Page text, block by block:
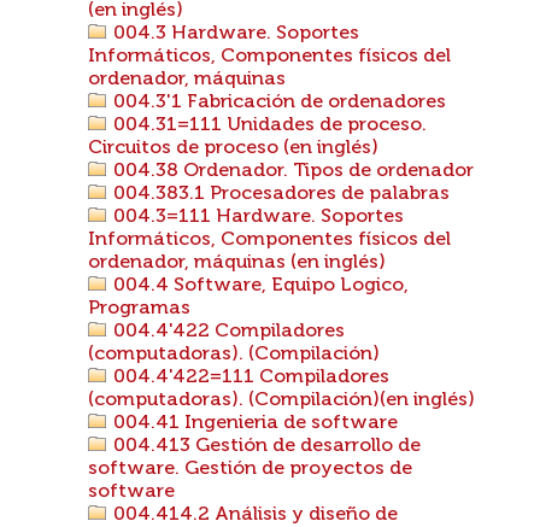
(en inglés)
004.3 Hardware. Soportes
Informáticos, Componentes físicos del
ordenador, máquinas
004.3'1 Fabricación de ordenadores
004.31=111 Unidades de proceso.
Circuitos de proceso (en inglés)
004.38 Ordenador. Tipos de ordenador
004.383.1 Procesadores de palabras
004.3=111 Hardware. Soportes
Informáticos, Componentes físicos del
ordenador, máquinas (en inglés)
004.4 Software, Equipo Logico,
Programas
004.4'422 Compiladores
(computadoras). (Compilación)
004.4'422=111 Compiladores
(computadoras). (Compilación)(en inglés)
004.41 Ingenieria de software
004.413 Gestión de desarrollo de
software. Gestión de proyectos de
software
004.414.2 Análisis y diseño de